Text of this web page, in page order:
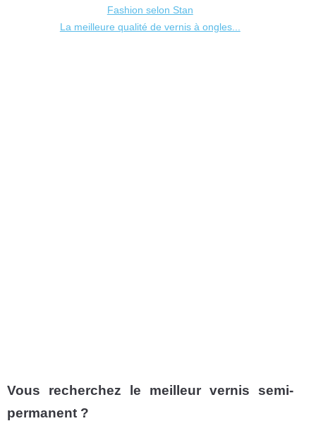
Fashion selon Stan
La meilleure qualité de vernis à ongles...
Vous recherchez le meilleur vernis semi-
permanent ?